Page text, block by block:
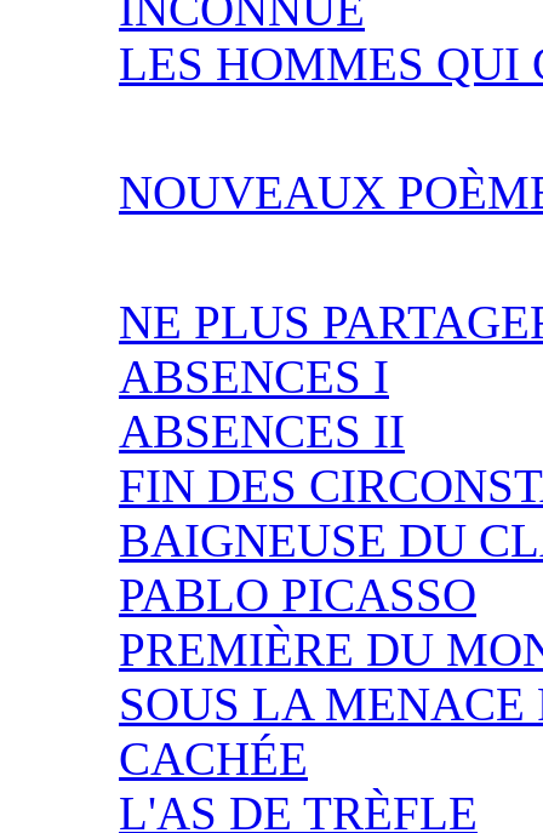
LES HOMMES QUI
NOUVEAUX
NE PLUS
ABSENCES I
ABSENCES II
FIN DES
BAIGNEUSE DU
PABLO PICASSO
PREMIÈRE DU
SOUS LA MENACE
CACHÉE
L'AS DE TRÈFLE